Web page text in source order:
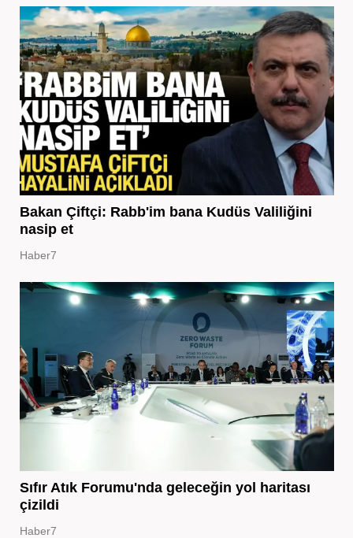
Bakan Çiftçi: Rabb'im bana Kudüs Valiliğini
nasip et
Haber7
Sıfır Atık Forumu'nda geleceğin yol haritası
çizildi
Haber7